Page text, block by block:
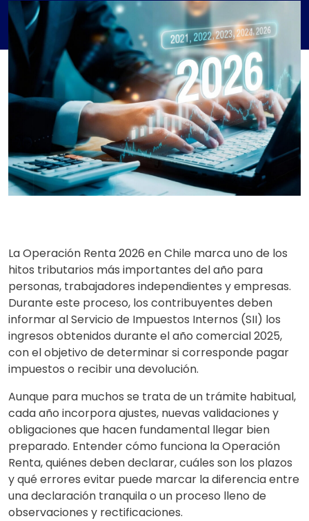
La Operación Renta 2026 en Chile marca uno de los
hitos tributarios más importantes del año para
personas, trabajadores independientes y empresas.
Durante este proceso, los contribuyentes deben
informar al Servicio de Impuestos Internos (SII) los
ingresos obtenidos durante el año comercial 2025,
con el objetivo de determinar si corresponde pagar
impuestos o recibir una devolución.
Aunque para muchos se trata de un trámite habitual,
cada año incorpora ajustes, nuevas validaciones y
obligaciones que hacen fundamental llegar bien
preparado. Entender cómo funciona la Operación
Renta, quiénes deben declarar, cuáles son los plazos
y qué errores evitar puede marcar la diferencia entre
una declaración tranquila o un proceso lleno de
observaciones y rectificaciones.